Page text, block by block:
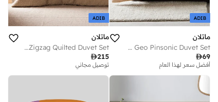
ADIB
ماتلان
Beige Geo Pinsonic Duvet Set
69
أفضل سعر لهذا العام
ADIB
ماتلان
Natural Zigzag Quilted Duvet Set
215
توصيل مجاني